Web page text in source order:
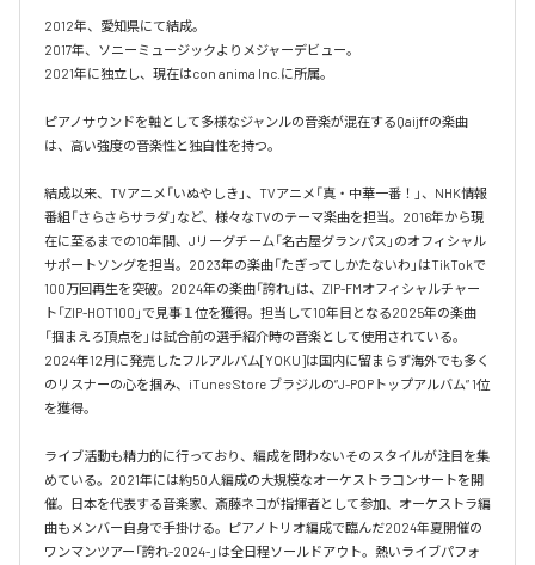
2012年、愛知県にて結成。
2017年、ソニーミュージックよりメジャーデビュー。
2021年に独立し、現在はcon anima Inc.に所属。
ピアノサウンドを軸として多様なジャンルの音楽が混在するQaijffの楽曲
は、高い強度の音楽性と独自性を持つ。
結成以来、TVアニメ「いぬやしき」、TVアニメ「真・中華一番！」、NHK情報
番組「さらさらサラダ」など、様々なTVのテーマ楽曲を担当。2016年から現
在に至るまでの10年間、Jリーグチーム「名古屋グランパス」のオフィシャル
サポートソングを担当。2023年の楽曲「たぎってしかたないわ」はTikTokで
100万回再生を突破。2024年の楽曲「誇れ」は、ZIP-FMオフィシャルチャー
ト「ZIP-HOT100」で見事１位を獲得。担当して10年目となる2025年の楽曲
「掴まえろ頂点を」は試合前の選手紹介時の音楽として使用されている。
2024年12月に発売したフルアルバム[YOKU]は国内に留まらず海外でも多く
のリスナーの心を掴み、iTunes Store ブラジルの”J-POPトップアルバム” 1位
を獲得。
ライブ活動も精力的に行っており、編成を問わないそのスタイルが注目を集
めている。2021年には約50人編成の大規模なオーケストラコンサートを開
催。日本を代表する音楽家、斎藤ネコが指揮者として参加、オーケストラ編
曲もメンバー自身で手掛ける。ピアノトリオ編成で臨んだ2024年夏開催の
ワンマンツアー「誇れ-2024-」は全日程ソールドアウト。熱いライブパフォ